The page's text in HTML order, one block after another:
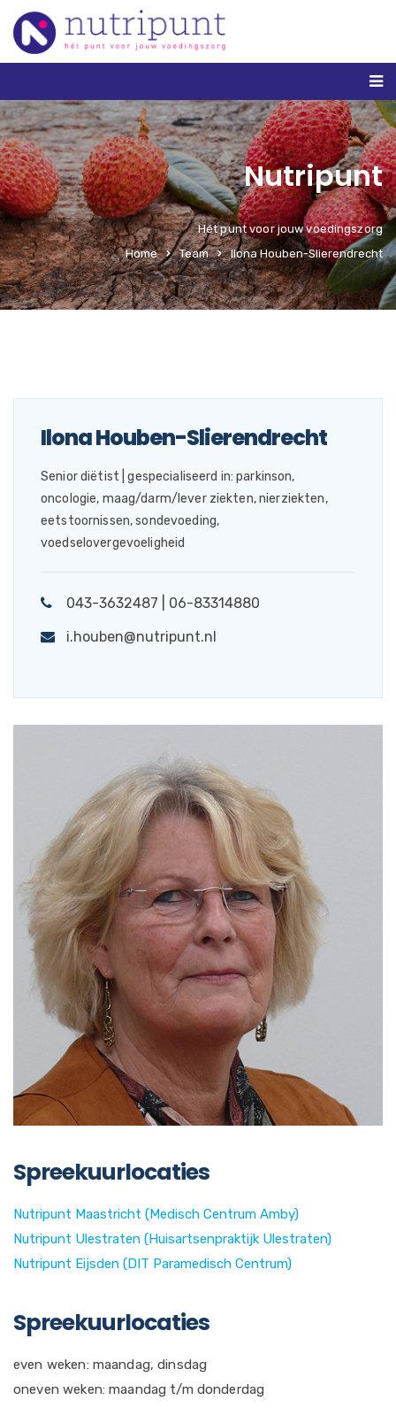
Nutripunt
Hét punt voor jouw voedingszorg
Home
Team Ilona Houben-Slierendrecht
Ilona Houben-Slierendrecht
Senior diëtist | gespecialiseerd in: parkinson,
oncologie, maag/darm/lever ziekten, nierziekten,
eetstoornissen, sondevoeding,
voedselovergevoeligheid
043-3632487 | 06-83314880
i.houben@nutripunt.nl
Spreekuurlocaties
Nutripunt Maastricht (Medisch Centrum Amby)
Nutripunt Ulestraten (Huisartsenpraktijk Ulestraten)
Nutripunt Eijsden (DIT Paramedisch Centrum)
Spreekuurlocaties
even weken: maandag, dinsdag
oneven weken: maandag t/m donderdag